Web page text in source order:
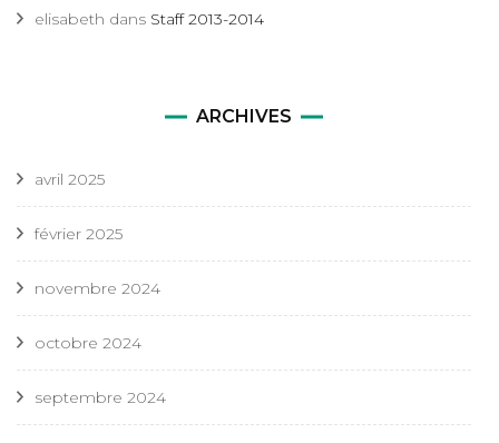
elisabeth dans Staff 2013-2014
ARCHIVES
avril 2025
février 2025
novembre 2024
octobre 2024
septembre 2024